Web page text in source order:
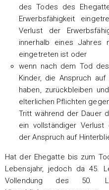
des Todes des
Erwerbsfähigkeit
Verlust der
innerhalb eines Jahres
eingetreten ist oder
wenn nach dem Tod
Kinder, die Anspruch
haben, zurückbleiben
elterlichen Pflichten
Tritt während der Dauer
ein vollständiger
der Anspruch auf
Hat der Ehegatte bis zum
Lebensjahr, jedoch da 45.
Vollendung des 50.